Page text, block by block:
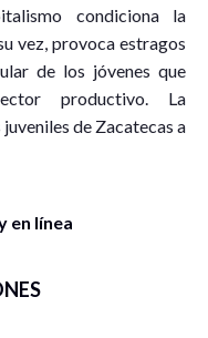
condiciona la
vez, provoca estragos
de los jóvenes que
productivo. La
de Zacatecas a
en línea